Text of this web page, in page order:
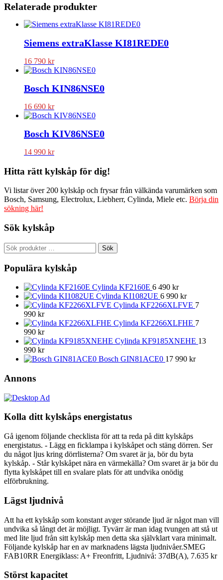
Relaterade produkter
Siemens extraKlasse KI81REDE0
16 790 kr
Bosch KIN86NSE0
16 690 kr
Bosch KIV86NSE0
14 990 kr
Hitta rätt kylskåp för dig!
Vi listar över 200 kylskåp och frysar från välkända varumärken som
Bosch, Samsung, Electrolux, Liebherr, Cylinda, Miele etc. Börja din
sökning här!
Sök kylskåp
Sök
efter:
Sök
Populära kylskåp
Cylinda KF2160E 6 490 kr
Cylinda KI1082UE 6 990 kr
Cylinda KF2266XLFVE 7
990 kr
Cylinda KF2266XLFHE 7
990 kr
Cylinda KF9185XNEHE 13
990 kr
Bosch GIN81ACE0 17 990 kr
Annons
Kolla ditt kylskåps energistatus
Gå igenom följande checklista för att ta reda på ditt kylskåps
energistatus. - Lägg en ficklampa i kylskåpet och stäng dörren. Ser
du något ljus kring dörrlisterna? Om svaret är ja, bör du byta
kylskåp. - Står kylskåpet nära en värmekälla? Om svaret är ja bör du
flytta kylskåpet till en svalare plats för att undvika onödig
elförbrukning.
Lägst ljudnivå
Att ha ett kylskåp som konstant avger störande ljud är något man vill
undvika så långt det är möjligt. Tyvärr är man idag tvungen att stå ut
med lite ljud från sitt kylskåp men detta ska självklart vara minimalt.
Följande kylskåp har en av marknadens lägsta ljudnivåer.SMEG
FAB10RR Energiklass: A+ Freonfritt, Ljudnivå: 37dB(A), 7.635 kr
Störst kapacitet